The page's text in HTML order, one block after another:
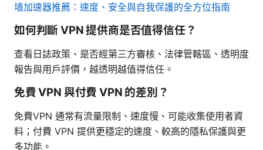
墙加速器推薦：速度、安全與自我保護的全方位指南
如何判斷 VPN 提供商是否值得信任？
查看日誌政策、是否經第三方審核、法律管轄區、透明度
報告與用戶評價，越透明越值得信任。
免費 VPN 與付費 VPN 的差別？
免費VPN 通常有流量限制、速度慢、可能收集使用者資
料；付費 VPN 提供更穩定的速度、較高的隱私保護與更
多功能。